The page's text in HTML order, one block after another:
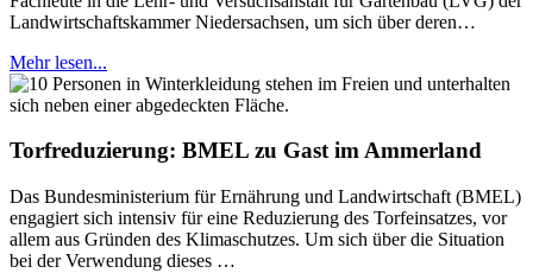
Landwirtschaftskammer Niedersachsen, um sich über deren…
Mehr lesen...
Torfreduzierung: BMEL zu Gast im Ammerland
Das Bundesministerium für Ernährung und Landwirtschaft (BMEL)
engagiert sich intensiv für eine Reduzierung des Torfeinsatzes, vor
allem aus Gründen des Klimaschutzes. Um sich über die Situation
bei der Verwendung dieses …